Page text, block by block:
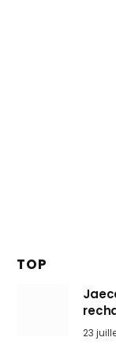
TOP
23